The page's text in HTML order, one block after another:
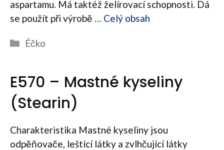
aspartamu. Má taktéž želírovací schopnosti. Dá
se použít při výrobě … Celý obsah
Rubriky
Éčko
E570 – Mastné kyseliny
(Stearin)
Charakteristika Mastné kyseliny jsou
odpěňovače, leštící látky a zvlhčující látky